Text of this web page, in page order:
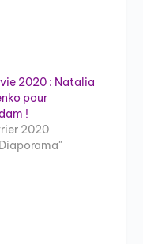
2020 : Natalia
pour
!
2020